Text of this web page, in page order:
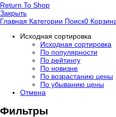
Return To Shop
Закрыть
Главная Категории Поиск0
Исходная сортировка
Исходная сортировка
По популярности
По рейтингу
По новизне
По возрастанию цены
По убыванию цены
Отмена
Фильтры